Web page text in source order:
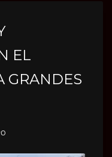
EL
GRANDES